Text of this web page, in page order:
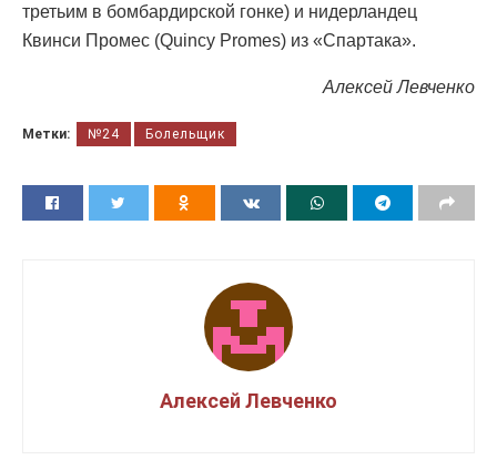
третьим в бомбардирской гонке) и нидерландец
Квинси Промес (Quincy Promes) из «Спартака».
Алексей Левченко
Метки: №24 Болельщик
Алексей Левченко